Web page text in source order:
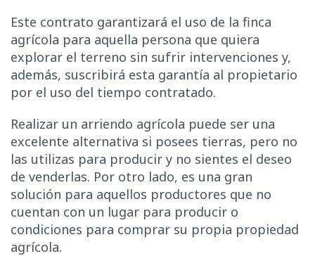
Este contrato garantizará el uso de la finca
agrícola para aquella persona que quiera
explorar el terreno sin sufrir intervenciones y,
además, suscribirá esta garantía al propietario
por el uso del tiempo contratado.
Realizar un arriendo agrícola puede ser una
excelente alternativa si posees tierras, pero no
las utilizas para producir y no sientes el deseo
de venderlas. Por otro lado, es una gran
solución para aquellos productores que no
cuentan con un lugar para producir o
condiciones para comprar su propia propiedad
agrícola.